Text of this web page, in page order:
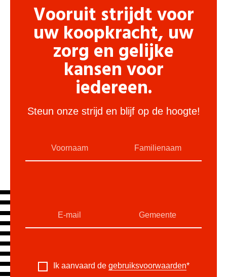
Vooruit strijdt voor
uw koopkracht, uw
zorg en gelijke
kansen voor
iedereen.
Steun onze strijd en blijf op de hoogte!
Ik aanvaard de gebruiksvoorwaarden*